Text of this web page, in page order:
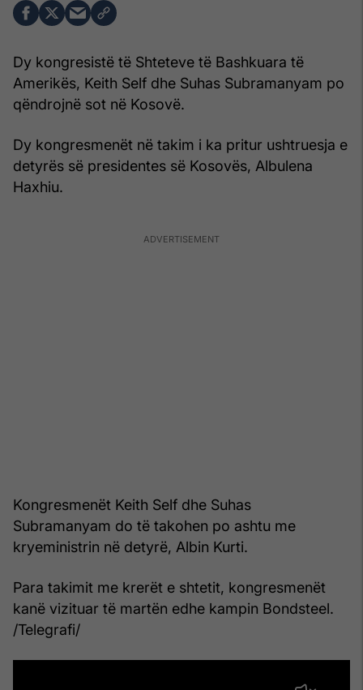
Dy kongresistë të Shteteve të Bashkuara të
Amerikës, Keith Self dhe Suhas Subramanyam po
qëndrojnë sot në Kosovë.
Dy kongresmenët në takim i ka pritur ushtruesja e
detyrës së presidentes së Kosovës, Albulena
Haxhiu.
Kongresmenët Keith Self dhe Suhas
Subramanyam do të takohen po ashtu me
kryeministrin në detyrë, Albin Kurti.
Para takimit me krerët e shtetit, kongresmenët
kanë vizituar të martën edhe kampin Bondsteel.
/Telegrafi/